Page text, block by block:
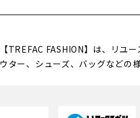
TREFAC FASHION】は、リユ
ター、シューズ、バッグなど